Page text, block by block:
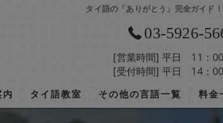
タイ語の「ありがとう」完全ガイド
03-5926-
[営業時間] 平日 11：
[受付時間] 平日 14：
タイ語教室 その他の言語一覧 料金